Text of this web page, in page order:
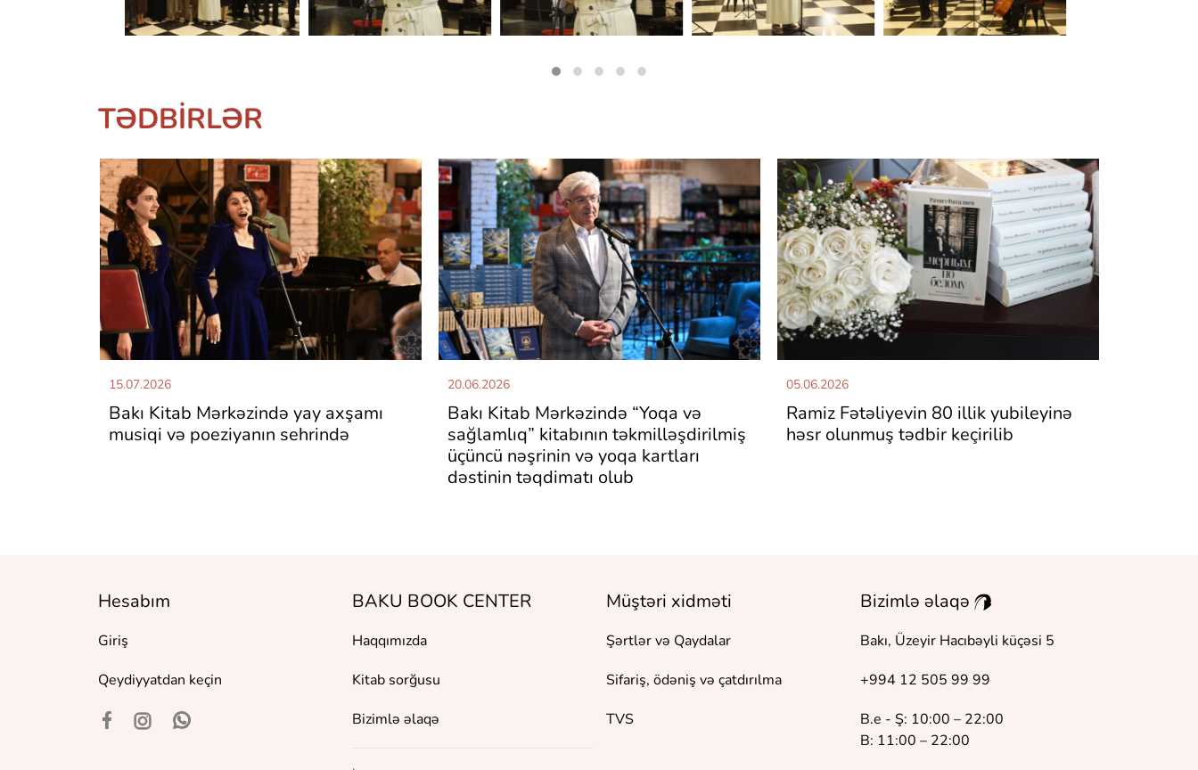
TƏDBIRLƏR
15.07.2026
Bakı Kitab Mərkəzində yay axşamı
musiqi və poeziyanın sehrində
20.06.2026
Bakı Kitab Mərkəzində “Yoqa və
sağlamlıq” kitabının təkmilləşdirilmiş
üçüncü nəşrinin və yoqa kartları
dəstinin təqdimatı olub
05.06.2026
Ramiz Fətəliyevin 80 illik yubileyinə
həsr olunmuş tədbir keçirilib
Hesabım
Giriş
Qeydiyyatdan keçin
BAKU BOOK CENTER
Haqqımızda
Kitab sorğusu
Bizimlə əlaqə
Müştəri xidməti
Şərtlər və Qaydalar
Sifariş, ödəniş və çatdırılma
TVS
Bizimlə əlaqə
Bakı, Üzeyir Hacıbəyli küçəsi 5
+994 12 505 99 99
B.e - Ş: 10:00 – 22:00
B: 11:00 – 22:00